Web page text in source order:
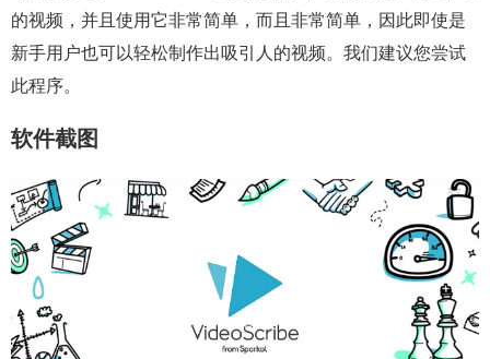
的视频，并且使用它非常简单，而且非常简单，因此即使是
新手用户也可以轻松制作出吸引人的视频。我们建议您尝试
此程序。
软件截图